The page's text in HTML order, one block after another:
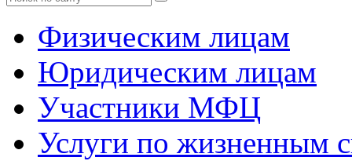
Физическим лицам
Юридическим лицам
Участники МФЦ
Услуги по жизненным